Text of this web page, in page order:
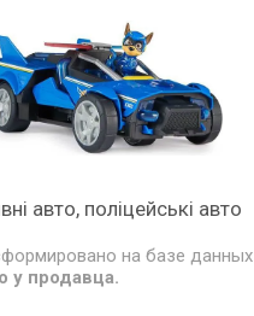
авто, поліцейські авто
на базе
у продавца.